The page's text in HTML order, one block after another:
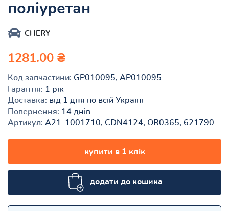
поліуретан
CHERY
1281.00 ₴
Код запчастини: GP010095, AP010095
Гарантія: 1 рік
Доставка: від 1 дня по всій Україні
Повернення: 14 днів
Артикул: A21-1001710, CDN4124, OR0365, 621790
купити в 1 клік
додати до кошика